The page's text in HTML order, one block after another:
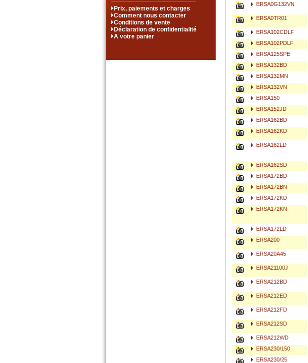
Prix, paiements et charges
Comment nous contacter
Conditions de vente
Déclaration de confidentialité
A votre panier
ERSA0G132VN
ERSA0TR01
ERSA102CDLF
ERSA102PDLF
ERSA125SPE
ERSA132BD
ERSA132MN
ERSA132VN
ERSA150
ERSA152JD
ERSA162BD
ERSA162KD
ERSA162LD
ERSA162SD
ERSA172BD
ERSA172BN
ERSA172KD
ERSA172KN
ERSA172LD
ERSA200
ERSA20A45
ERSA21100J
ERSA212BD
ERSA212ED
ERSA212FD
ERSA212SD
ERSA212WD
ERSA230/150
ERSA230/25